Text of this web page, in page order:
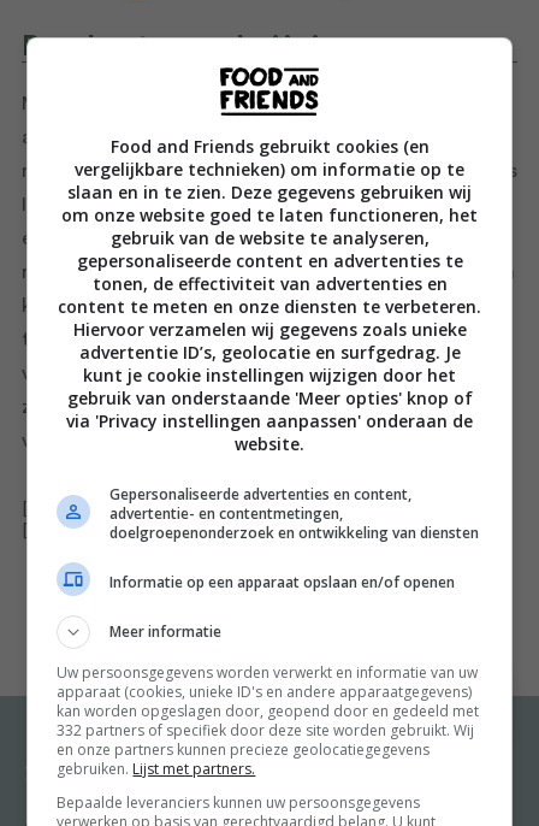
Productomschrijving
Met meer dan 130 recepten, handige tips en
aanwijzingen laat Roberta in Pastabijbel de oneindige
mogelijkheden van pasta zien, uiteraard geheel volgens
Italiaanse traditie. Aan de hand van heldere instructies
en stap-voor-stapfotografie leer je alles over het
maken van verschillende soorten pasta’s en sauzen. Van
klassiekers zoals spaghetti carbonara en alle vongole
tot minder bekende gerechten als pizzoccheri alla
valtellina en zite alla sangiovanello. Pastabijbel is voor
zowel de beginnende kok als het kookwonder een
verrassend en leerzaam naslagwerk.
[ywfbt_form product_id="22819"]
[recently_viewed_products]
Recepten
Food and Friends gebruikt cookies (en
vergelijkbare technieken) om informatie op te
slaan en in te zien. Deze gegevens gebruiken wij
om onze website goed te laten functioneren, het
gebruik van de website te analyseren,
gepersonaliseerde content en advertenties te
tonen, de effectiviteit van advertenties en
content te meten en onze diensten te verbeteren.
Hiervoor verzamelen wij gegevens zoals unieke
advertentie ID’s, geolocatie en surfgedrag. Je
kunt je cookie instellingen wijzigen door het
gebruik van onderstaande 'Meer opties' knop of
via 'Privacy instellingen aanpassen' onderaan de
website.
Gepersonaliseerde advertenties en content,
advertentie- en contentmetingen,
doelgroepenonderzoek en ontwikkeling van diensten
Informatie op een apparaat opslaan en/of openen
Meer informatie
Uw persoonsgegevens worden verwerkt en informatie van uw
apparaat (cookies, unieke ID's en andere apparaatgegevens)
kan worden opgeslagen door, geopend door en gedeeld met
332 partners of specifiek door deze site worden gebruikt. Wij
en onze partners kunnen precieze geolocatiegegevens
gebruiken. Lijst met partners.
Bepaalde leveranciers kunnen uw persoonsgegevens
verwerken op basis van gerechtvaardigd belang. U kunt